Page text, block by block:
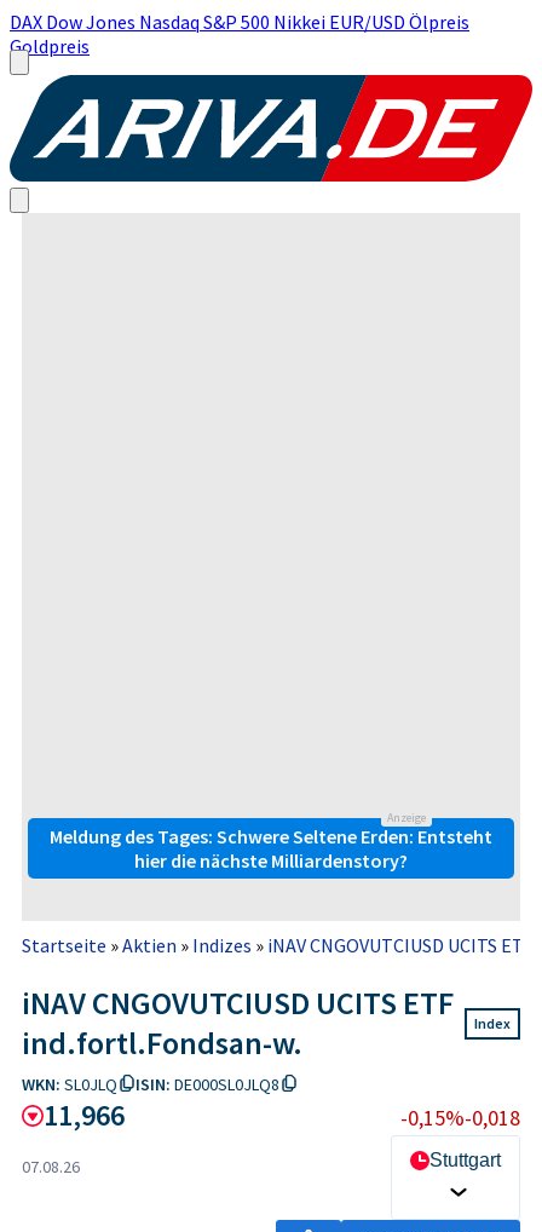
DAX Dow Jones Nasdaq S&P 500 Nikkei EUR/USD Ölpreis
Goldpreis
Anzeige
Meldung des Tages: Schwere Seltene Erden: Entsteht
hier die nächste Milliardenstory?
Startseite »Aktien » Indizes » iNAV CNGOVUTCIUSD UCITS
iNAV CNGOVUTCIUSD UCITS ETF
ind.fortl.Fondsan-w.
Index
WKN: SL0JLQ ISIN: DE000SL0JLQ8
11,966 -0,15%-0,018
07.08.26 Stuttgart